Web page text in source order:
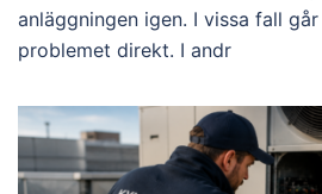
anläggningen igen. I vissa fall
problemet direkt. I andr